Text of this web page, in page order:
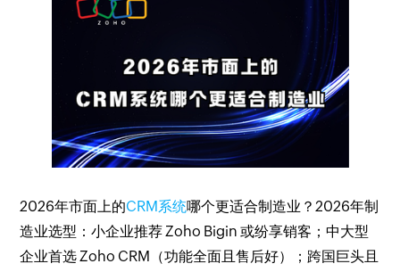
2026年市面上的CRM系统哪个更适合制造业？2026年制
造业选型：小企业推荐 Zoho Bigin 或纷享销客；中大型
企业首选 Zoho CRM（功能全面且售后好）；跨国巨头且